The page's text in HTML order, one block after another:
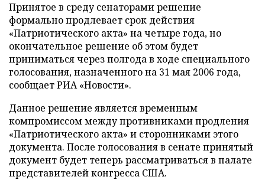
Принятое в среду сенаторами решение
формально продлевает срок действия
«Патриотического акта» на четыре года, но
окончательное решение об этом будет
приниматься через полгода в ходе специального
голосования, назначенного на 31 мая 2006 года,
сообщает РИА «Новости».
Данное решение является временным
компромиссом между противниками продления
«Патриотического акта» и сторонниками этого
документа. После голосования в сенате принятый
документ будет теперь рассматриваться в палате
представителей конгресса США.